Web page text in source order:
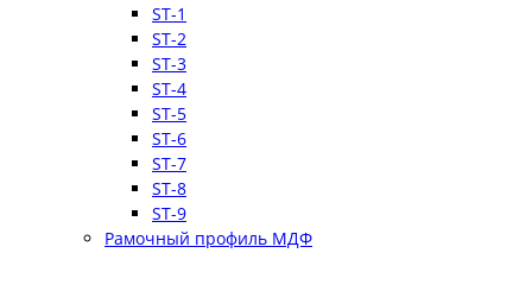
ST-1
ST-2
ST-3
ST-4
ST-5
ST-6
ST-7
ST-8
ST-9
Рамочный профиль МДФ